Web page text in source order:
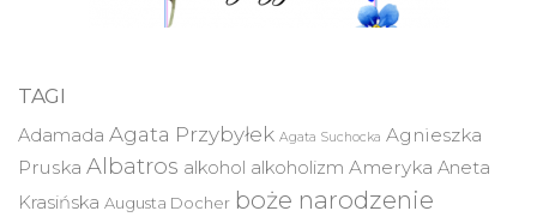
TAGI
Adamada Agata Przybyłek Agata Suchocka Agnieszka
Pruska Albatros alkohol alkoholizm Ameryka Aneta
Krasińska Augusta Docher boże narodzenie